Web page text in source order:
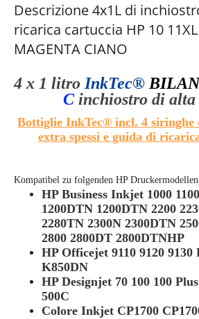
Descrizione 4x1L di
ricarica cartuccia HP 10
MAGENTA CIANO
4 x 1 litro InkTec®
Cinchiostro di
Bottiglie InkTec® incl. 4 siringhe
extra spessi e guida di
Kompatibel zu folgenden HP
HP Business Inkjet 1000
1200DTN 1200DTN 2200
2280TN 2300N 2300DTN
2800 2800DT 2800DTNHP
HP Officejet 9110 9120
K850DN
HP Designjet 70 100 100
500C
Colore Inkjet CP1700